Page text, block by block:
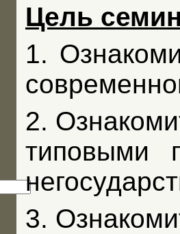
Цель
1.
2.
типовыми
3.